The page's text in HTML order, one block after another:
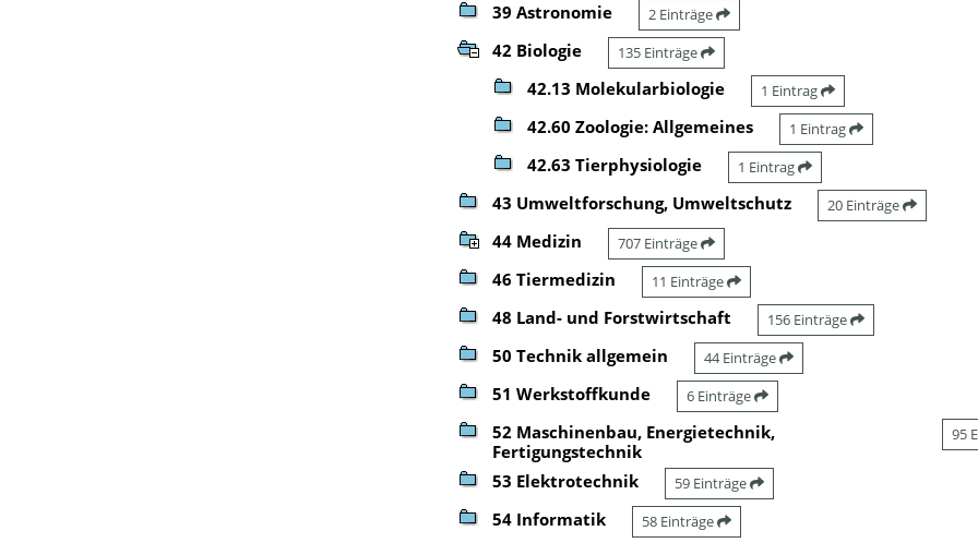
39 Astronomie 2 Einträge
42 Biologie 135 Einträge
42.13 Molekularbiologie 1 Eintrag
42.60 Zoologie: Allgemeines 1 Eintrag
42.63 Tierphysiologie 1 Eintrag
43 Umweltforschung, Umweltschutz 20 Einträge
44 Medizin 707 Einträge
46 Tiermedizin 11 Einträge
48 Land- und Forstwirtschaft 156 Einträge
50 Technik allgemein 44 Einträge
51 Werkstoffkunde 6 Einträge
52 Maschinenbau, Energietechnik,
Fertigungstechnik
95
53 Elektrotechnik 59 Einträge
54 Informatik 58 Einträge